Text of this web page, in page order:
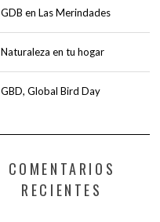
GDB en Las Merindades
Naturaleza en tu hogar
GBD, Global Bird Day
COMENTARIOS
RECIENTES